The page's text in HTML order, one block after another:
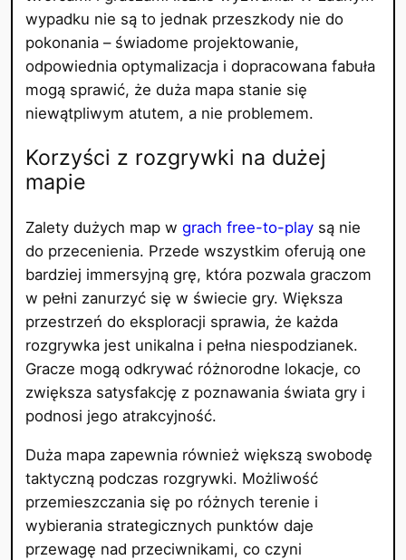
wypadku nie są to jednak przeszkody nie do
pokonania – świadome projektowanie,
odpowiednia optymalizacja i dopracowana fabuła
mogą sprawić, że duża mapa stanie się
niewątpliwym atutem, a nie problemem.
Korzyści z rozgrywki na dużej
mapie
Zalety dużych map w grach free-to-playsą nie
do przecenienia. Przede wszystkim oferują one
bardziej immersyjną grę, która pozwala graczom
w pełni zanurzyć się w świecie gry. Większa
przestrzeń do eksploracji sprawia, że każda
rozgrywka jest unikalna i pełna niespodzianek.
Gracze mogą odkrywać różnorodne lokacje, co
zwiększa satysfakcję z poznawania świata gry i
podnosi jego atrakcyjność.
Duża mapa zapewnia również większą swobodę
taktyczną podczas rozgrywki. Możliwość
przemieszczania się po różnych terenie i
wybierania strategicznych punktów daje
przewagę nad przeciwnikami, co czyni